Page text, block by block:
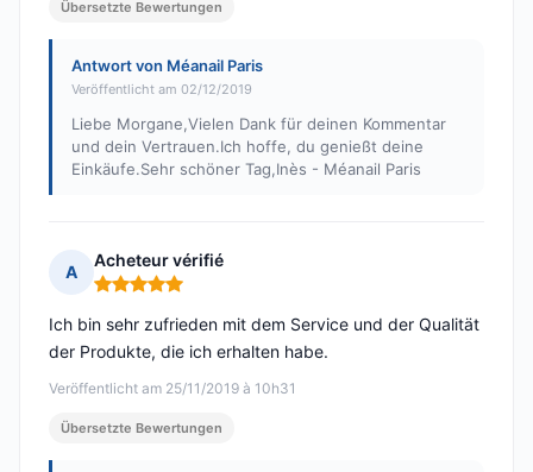
Übersetzte Bewertungen
Antwort von Méanail Paris
Veröffentlicht am 02/12/2019
Liebe Morgane,Vielen Dank für deinen Kommentar
und dein Vertrauen.Ich hoffe, du genießt deine
Einkäufe.Sehr schöner Tag,Inès - Méanail Paris
A
Acheteur vérifié
Hinweis: 5 von 5
Veröffentlicht am 25/11/2019 à 10h31
Ich bin sehr zufrieden mit dem Service und der Qualität
der Produkte, die ich erhalten habe.
Übersetzte Bewertungen